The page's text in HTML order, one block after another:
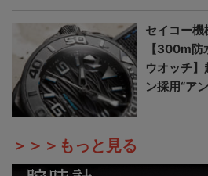
セイコー
【300m防
ウオッチ
ン採用“ア
＞＞＞もっと見る